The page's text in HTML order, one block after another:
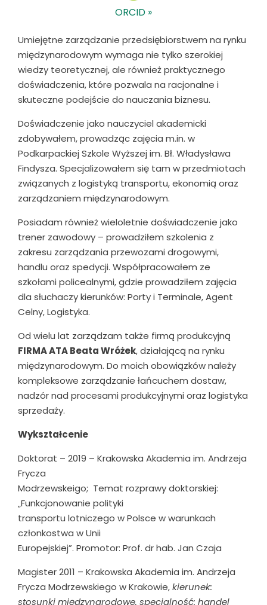
ORCID »
Umiejętne zarządzanie przedsiębiorstwem na rynku
międzynarodowym wymaga nie tylko szerokiej
wiedzy teoretycznej, ale również praktycznego
doświadczenia, które pozwala na racjonalne i
skuteczne podejście do nauczania biznesu.
Doświadczenie jako nauczyciel akademicki
zdobywałem, prowadząc zajęcia m.in. w
Podkarpackiej Szkole Wyższej im. Bł. Władysława
Findysza. Specjalizowałem się tam w przedmiotach
związanych z logistyką transportu, ekonomią oraz
zarządzaniem międzynarodowym.
Posiadam również wieloletnie doświadczenie jako
trener zawodowy – prowadziłem szkolenia z
zakresu zarządzania przewozami drogowymi,
handlu oraz spedycji. Współpracowałem ze
szkołami policealnymi, gdzie prowadziłem zajęcia
dla słuchaczy kierunków: Porty i Terminale, Agent
Celny, Logistyka.
Od wielu lat zarządzam także firmą produkcyjną
FIRMA ATA Beata Wróżek, działającą na rynku
międzynarodowym. Do moich obowiązków należy
kompleksowe zarządzanie łańcuchem dostaw,
nadzór nad procesami produkcyjnymi oraz logistyka
sprzedaży.
Wykształcenie
Doktorat – 2019 – Krakowska Akademia im. Andrzeja
Frycza
Modrzewskeigo; Temat rozprawy doktorskiej:
„Funkcjonowanie polityki
transportu lotniczego w Polsce w warunkach
członkostwa w Unii
Europejskiej”. Promotor: Prof. dr hab. Jan Czaja
Magister 2011 – Krakowska Akademia im. Andrzeja
Frycza Modrzewskiego w Krakowie,kierunek:
stosunki międzynarodowe, specjalność: handel